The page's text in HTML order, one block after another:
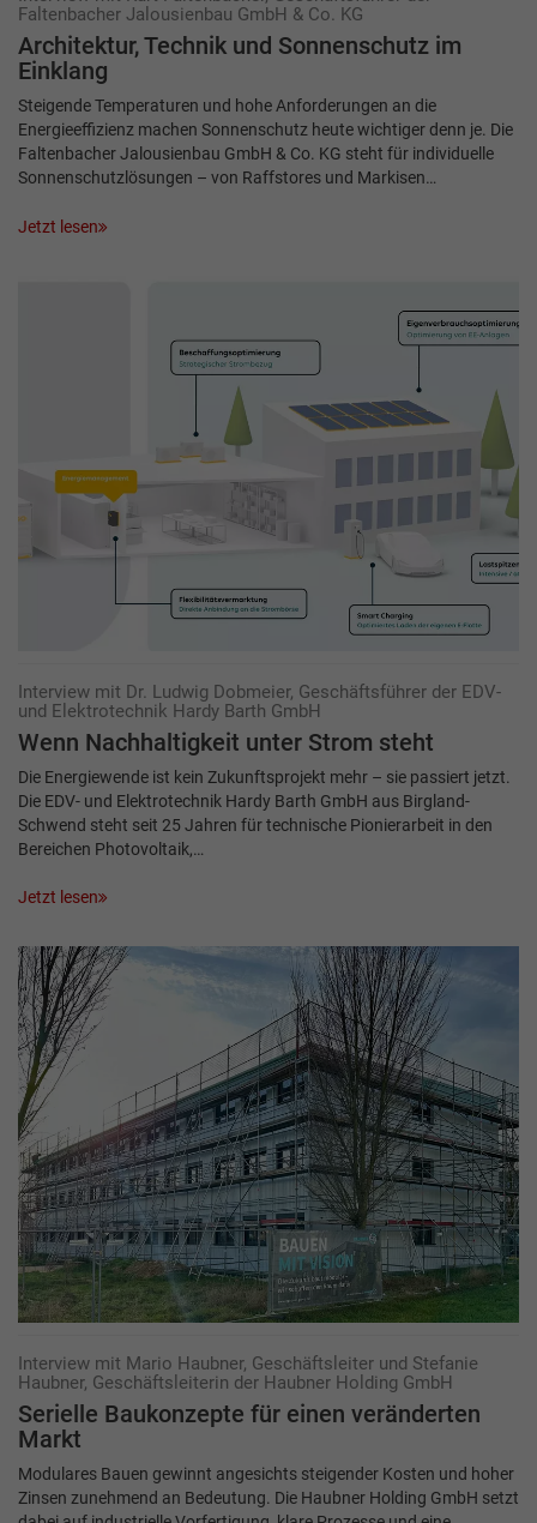
Faltenbacher Jalousienbau GmbH & Co. KG
Architektur, Technik und Sonnenschutz im
Einklang
Steigende Temperaturen und hohe Anforderungen an die
Energieeffizienz machen Sonnenschutz heute wichtiger denn je. Die
Faltenbacher Jalousienbau GmbH & Co. KG steht für individuelle
Sonnenschutzlösungen – von Raffstores und Markisen…
Jetzt lesen
Interview mit Dr. Ludwig Dobmeier, Geschäftsführer der EDV-
und Elektrotechnik Hardy Barth GmbH
Wenn Nachhaltigkeit unter Strom steht
Die Energiewende ist kein Zukunftsprojekt mehr – sie passiert jetzt.
Die EDV- und Elektrotechnik Hardy Barth GmbH aus Birgland-
Schwend steht seit 25 Jahren für technische Pionierarbeit in den
Bereichen Photovoltaik,…
Jetzt lesen
Interview mit Mario Haubner, Geschäftsleiter und Stefanie
Haubner, Geschäftsleiterin der Haubner Holding GmbH
Serielle Baukonzepte für einen veränderten
Markt
Modulares Bauen gewinnt angesichts steigender Kosten und hoher
Zinsen zunehmend an Bedeutung. Die Haubner Holding GmbH setzt